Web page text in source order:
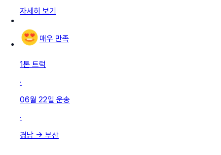
자세히 보기
매우 만족
1톤 트럭
·
06월 22일 운송
·
경남 → 부산